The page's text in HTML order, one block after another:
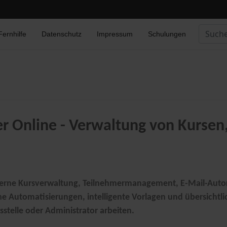
Datenschutz Impressum Schulungen
Suchen
Online - Verwaltung von
Kursverwaltung, Teilnehmermanagement, E-Mail-
Automatisierungen, intelligente Vorlagen und
oder Administrator arbeiten.